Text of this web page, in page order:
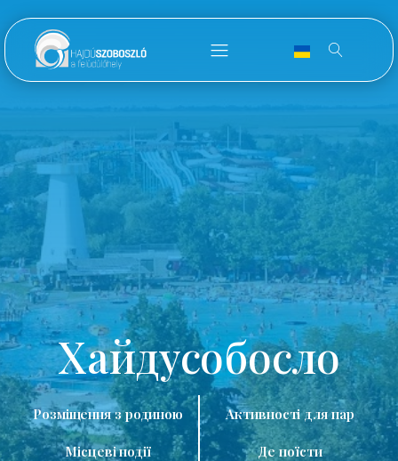
Хайдусобосло
Розміщення з родиною Активності для пар
Місцеві події Де поїсти